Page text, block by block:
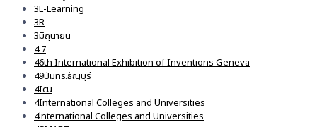
3L-Learning
3R
3มิถุนายน
4.7
46th International Exhibition of Inventions Geneva
49ปีมทร.ธัญบุรี
4Icu
4International Colleges and Universities
4lnternational Colleges and Universities